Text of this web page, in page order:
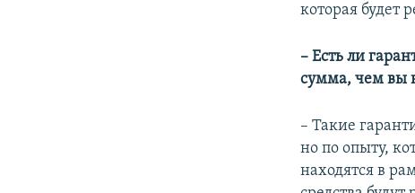
которая будет
– Есть ли
сумма, чем вы
– Такие
но по опыту,
находятся в